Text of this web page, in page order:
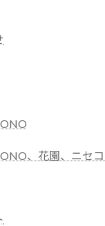
、花園、ニセ